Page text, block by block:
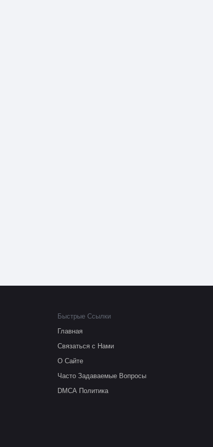
Быстрые Ссылки
Главная
Связаться с Нами
О Сайте
Часто Задаваемые Вопросы
DMCA Политика